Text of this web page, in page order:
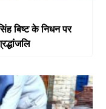
बिष्ट के निधन पर